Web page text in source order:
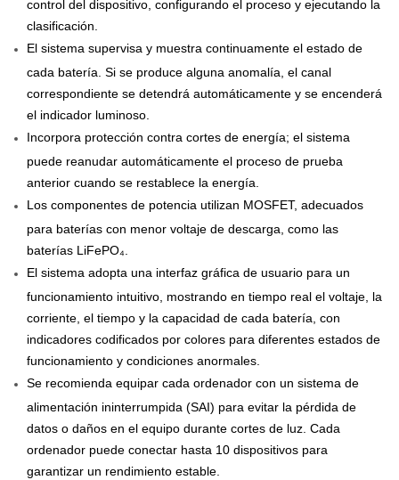
control del dispositivo, configurando el proceso y ejecutando la
clasificación.
El sistema supervisa y muestra continuamente el estado de
cada batería. Si se produce alguna anomalía, el canal
correspondiente se detendrá automáticamente y se encenderá
el indicador luminoso.
Incorpora protección contra cortes de energía; el sistema
puede reanudar automáticamente el proceso de prueba
anterior cuando se restablece la energía.
Los componentes de potencia utilizan MOSFET, adecuados
para baterías con menor voltaje de descarga, como las
baterías LiFePO₄.
El sistema adopta una interfaz gráfica de usuario para un
funcionamiento intuitivo, mostrando en tiempo real el voltaje, la
corriente, el tiempo y la capacidad de cada batería, con
indicadores codificados por colores para diferentes estados de
funcionamiento y condiciones anormales.
Se recomienda equipar cada ordenador con un sistema de
alimentación ininterrumpida (SAI) para evitar la pérdida de
datos o daños en el equipo durante cortes de luz. Cada
ordenador puede conectar hasta 10 dispositivos para
garantizar un rendimiento estable.